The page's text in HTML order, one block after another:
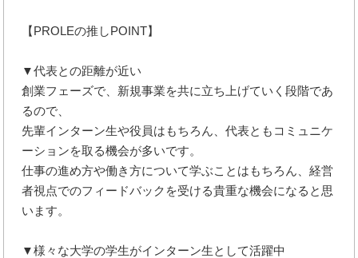
【PROLEの推しPOINT】
▼代表との距離が近い
創業フェーズで、新規事業を共に立ち上げていく段階であ
るので、
先輩インターン生や役員はもちろん、代表ともコミュニケ
ーションを取る機会が多いです。
仕事の進め方や働き方について学ぶことはもちろん、経営
者視点でのフィードバックを受ける貴重な機会になると思
います。
▼様々な大学の学生がインターン生として活躍中